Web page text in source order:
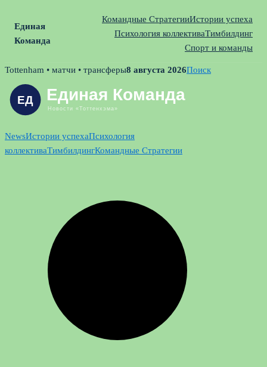
Единая
Команда
Командные СтратегииИстории успеха
Психология коллективаТимбилдинг
Спорт и команды
Skip
content
Tottenham • матчи • трансферы8 августа 2026Поиск
NewsИстории успехаПсихология
коллективаТимбилдингКомандные Стратегии